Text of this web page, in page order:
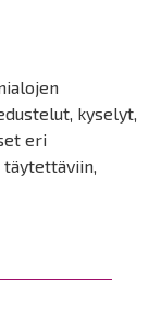
kyselyt,
eri
täytettäviin,